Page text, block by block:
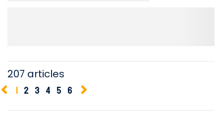
207 articles
1 2 3 4 5 6